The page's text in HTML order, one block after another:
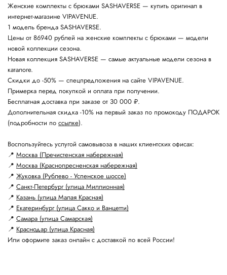
Женские комплекты с брюками SASHAVERSE — купить оригинал в
интернет-магазине VIPAVENUE.
1 модель бренда SASHAVERSE.
Цены от 86940 рублей на женские комплекты с брюками — модели
новой коллекции сезона.
Новая коллекция SASHAVERSE — самые актуальные модели сезона в
каталоге.
Скидки до -50% — спецпредложения на сайте VIPAVENUE.
Примерка перед покупкой и оплата при получении.
Бесплатная доставка при заказе от 30 000 ₽.
Дополнительная скидка -10% на первый заказ по промокоду ПОДАРОК
(подробности по ссылке).
Воспользуйтесь услугой самовывоза в наших клиентских офисах:
📍 Москва (Пречистенская набережная)
📍 Москва (Краснопресненская набережная)
📍 Жуковка (Рублево - Успенское шоссе)
📍 Санкт-Петербург (улица Миллионная)
📍 Казань (улица Малая Красная)
📍 Екатеринбург (улица Сакко и Ванцетти)
📍 Самара (улица Самарская)
📍 Краснодар (улица Красная)
Или оформите заказ онлайн с доставкой по всей России!